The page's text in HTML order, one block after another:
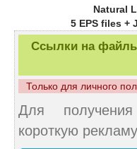
Natural
5 EPS files +
Ссылки на файлы
Только для личного
Для
короткую рекламу